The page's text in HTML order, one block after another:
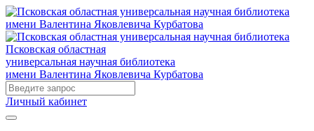
Псковская областная
универсальная научная библиотека
имени Валентина Яковлевича Курбатова
Личный кабинет